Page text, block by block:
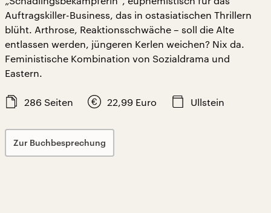
Auftragskiller-Business, das in ostasiatischen Thrillern
blüht. Arthrose, Reaktionsschwäche – soll die Alte
entlassen werden, jüngeren Kerlen weichen? Nix da.
Feministische Kombination von Sozialdrama und
Eastern.
286 Seiten 22,99 Euro Ullstein
Zur Buchbesprechung